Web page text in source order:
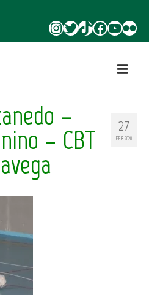
Instagram
Twitter
TikTokFacebook
YouTube
Flickr
27
FEB 2020
–
– CBT